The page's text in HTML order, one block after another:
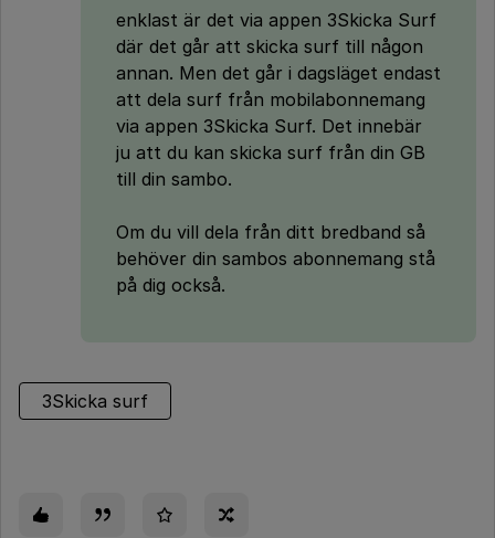
enklast är det via appen 3Skicka Surf
där det går att skicka surf till någon
annan. Men det går i dagsläget endast
att dela surf från mobilabonnemang
via appen 3Skicka Surf. Det innebär
ju att du kan skicka surf från din GB
till din sambo.
Om du vill dela från ditt bredband så
behöver din sambos abonnemang stå
på dig också.
3Skicka surf